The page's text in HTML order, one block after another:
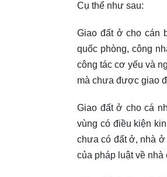
Cụ thể như sau:
Giao đất ở cho cán
quốc phòng, công
công tác cơ yếu và
mà chưa được giao
Giao đất ở cho cá
vùng có điều kiện
chưa có đất ở, nhà
của pháp luật về nhà